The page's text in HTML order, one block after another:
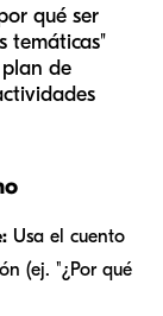
qué ser
temáticas"
de
Usa el cuento
(ej. "¿Por qué